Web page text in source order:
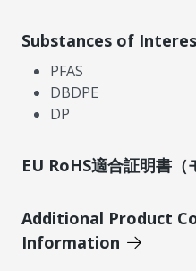
Substances of
PFAS
DBDPE
DP
EU RoHS適合証明書（
Additional Product
Information